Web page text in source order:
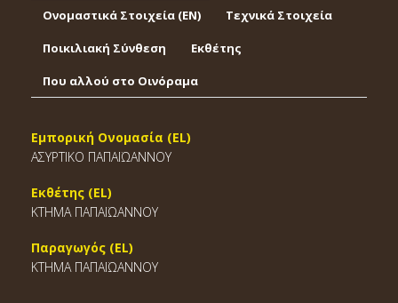
Ονομαστικά Στοιχεία (EΝ) Τεχνικά Στοιχεία
Ποικιλιακή Σύνθεση Εκθέτης
Που αλλού στο Οινόραμα
Εμπορική Ονομασία (EL)
ΑΣΥΡΤΙΚΟ ΠΑΠΑΪΩΑΝΝΟΥ
Εκθέτης (EL)
ΚΤΗΜΑ ΠΑΠΑΪΩΑΝΝΟΥ
Παραγωγός (EL)
ΚΤΗΜΑ ΠΑΠΑΪΩΑΝΝΟΥ